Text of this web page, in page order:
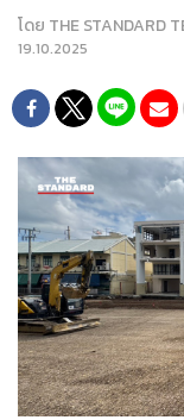
โดย THE STANDARD
19.10.2025